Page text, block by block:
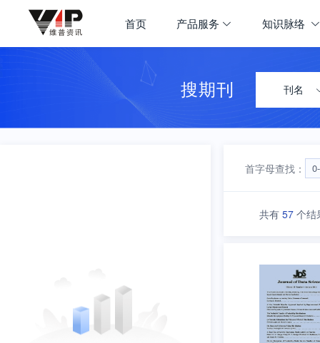
首页 产品服务 知识脉络
期刊大全 首页 学科导航
搜期刊 刊名
首字母查找：
共有 57 个结